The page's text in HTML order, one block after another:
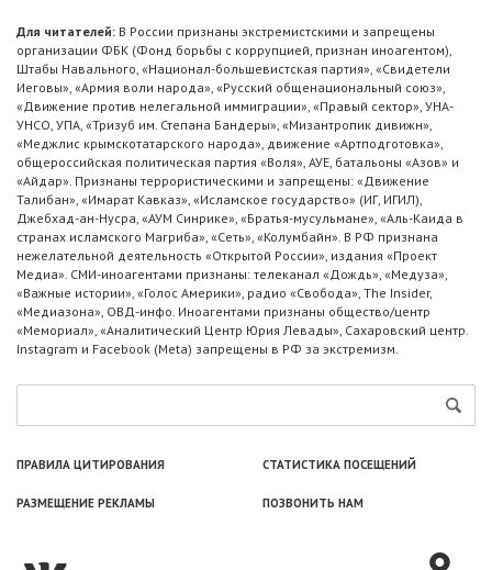
Для читателей: В России признаны экстремистскими и запрещены
организации ФБК (Фонд борьбы с коррупцией, признан иноагентом),
Штабы Навального, «Национал-большевистская партия», «Свидетели
Иеговы», «Армия воли народа», «Русский общенациональный союз»,
«Движение против нелегальной иммиграции», «Правый сектор», УНА-
УНСО, УПА, «Тризуб им. Степана Бандеры», «Мизантропик дивижн»,
«Меджлис крымскотатарского народа», движение «Артподготовка»,
общероссийская политическая партия «Воля», АУЕ, батальоны «Азов» и
«Айдар». Признаны террористическими и запрещены: «Движение
Талибан», «Имарат Кавказ», «Исламское государство» (ИГ, ИГИЛ),
Джебхад-ан-Нусра, «АУМ Синрике», «Братья-мусульмане», «Аль-Каида в
странах исламского Магриба», «Сеть», «Колумбайн». В РФ признана
нежелательной деятельность «Открытой России», издания «Проект
Медиа». СМИ-иноагентами признаны: телеканал «Дождь», «Медуза»,
«Важные истории», «Голос Америки», радио «Свобода», The Insider,
«Медиазона», ОВД-инфо. Иноагентами признаны общество/центр
«Мемориал», «Аналитический Центр Юрия Левады», Сахаровский центр.
Instagram и Facebook (Metа) запрещены в РФ за экстремизм.
ПРАВИЛА ЦИТИРОВАНИЯ СТАТИСТИКА ПОСЕЩЕНИЙ
РАЗМЕЩЕНИЕ РЕКЛАМЫ ПОЗВОНИТЬ НАМ